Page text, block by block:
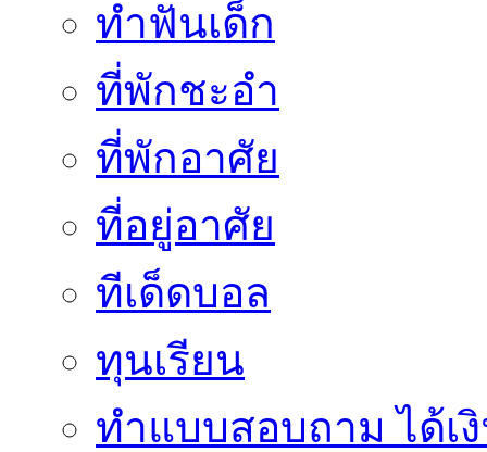
ทำฟันเด็ก
ที่พักชะอำ
ที่พักอาศัย
ที่อยู่อาศัย
ทีเด็ดบอล
ทุนเรียน
ทําแบบสอบถาม ได้เ